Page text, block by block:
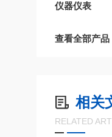
仪器仪表
查看全部产品
相关
RELATED